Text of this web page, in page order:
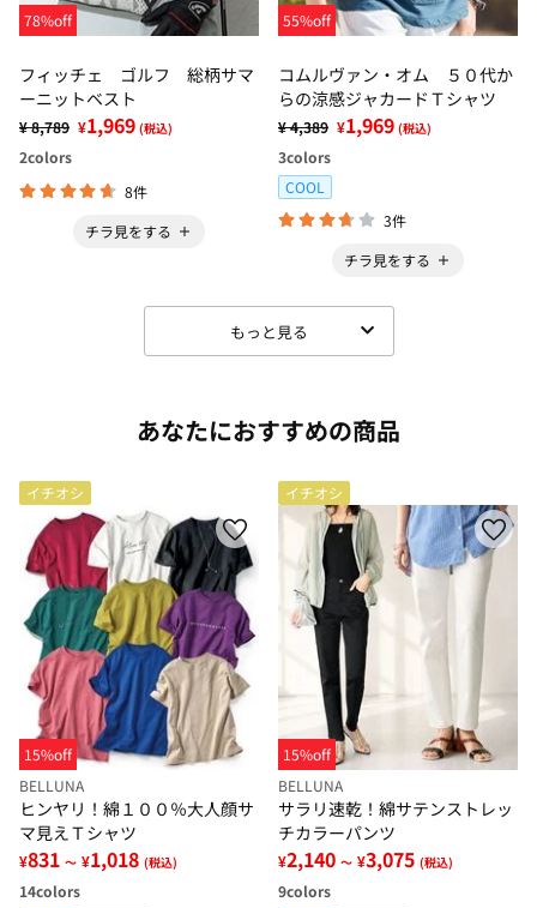
78%off
フィッチェ ゴルフ 総柄サマ
ーニットベスト
¥ 8,789 ¥1,969 (税込)
2colors
8件
チラ見をする
55%off
コムルヴァン・オム ５０代か
らの涼感ジャカードＴシャツ
¥ 4,389 ¥1,969 (税込)
3colors
COOL
3件
チラ見をする
もっと見る
あなたにおすすめの商品
イチオシ
15%off
BELLUNA
ヒンヤリ！綿１００％大人顔サ
マ見えＴシャツ
¥831 ～ ¥1,018 (税込)
14colors
イチオシ
15%off
BELLUNA
サラリ速乾！綿サテンストレッ
チカラーパンツ
¥2,140 ～ ¥3,075 (税込)
9colors